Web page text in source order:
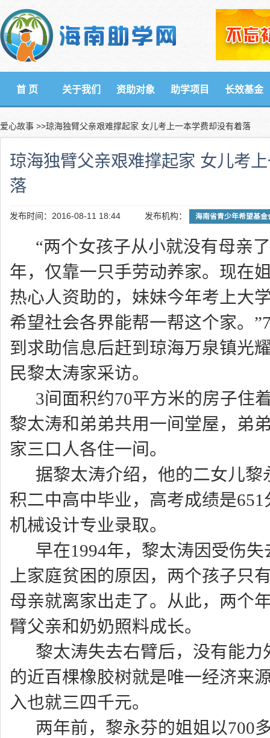
首 页 关于我们 资助对象 助学项目 长效基金
爱心故事 >>琼海独臂父亲艰难撑起家 女儿考上一本学费却没有着落
琼海独臂父亲艰难撑起家 女儿考
落
发布时间：2016-08-11 18:44 发布机构： 海南省青少年希望基金
“两个女孩子从小就没有母亲
年，仅靠一只手劳动养家。现在
热心人资助的，妹妹今年考上大
希望社会各界能帮一帮这个家。
到求助信息后赶到琼海万泉镇光
民黎太涛家采访。
3间面积约70平方米的房子住
黎太涛和弟弟共用一间堂屋，弟
家三口人各住一间。
据黎太涛介绍，他的二女儿黎
积二中高中毕业，高考成绩是
机械设计专业录取。
早在1994年，黎太涛因受伤
上家庭贫困的原因，两个孩子只
母亲就离家出走了。从此，两个
臂父亲和奶奶照料成长。
黎太涛失去右臂后，没有能力
的近百棵橡胶树就是唯一经济来
入也就三四千元。
两年前，黎永芬的姐姐以700